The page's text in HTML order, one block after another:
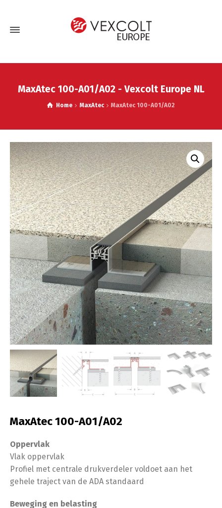
MaxAtec 100-A01/A02 - Vexcolt Europe NL
Home MaxAtec MaxAtec 100-A01/A02
MaxAtec 100-A01/A02
Oppervlak
Vlak oppervlak
Profiel met centrale drukverdeler voldoet aan het
gehele traject van de ADA standaard
Beweging en belasting